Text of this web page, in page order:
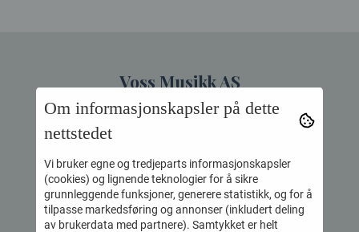
Voss Musikk AS
Org.nr. 995 127 040
© 2026 Voss Musikk AS - Powered byMystore.no
Om informasjonskapsler på dette
nettstedet
Vi bruker egne og tredjeparts informasjonskapsler
(cookies) og lignende teknologier for å sikre
grunnleggende funksjoner, generere statistikk, og for å
tilpasse markedsføring og annonser (inkludert deling
av brukerdata med partnere). Samtykket er helt